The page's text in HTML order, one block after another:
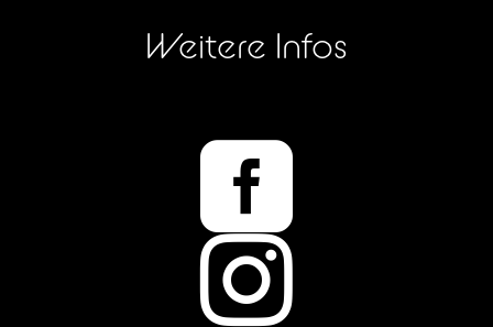
Weitere Infos

